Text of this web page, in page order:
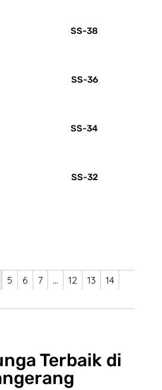
SS-38
SS-36
SS-34
SS-32
5 6 7 … 12 13
14
Terbaik di